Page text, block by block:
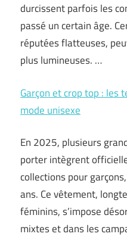
durcissent parfois les
passé un certain âge.
réputées flatteuses,
plus lumineuses. …
Garçon et crop top : les
mode unisexe
En 2025, plusieurs
porter intègrent
collections pour
ans. Ce vêtement,
féminins, s’impose
mixtes et dans les